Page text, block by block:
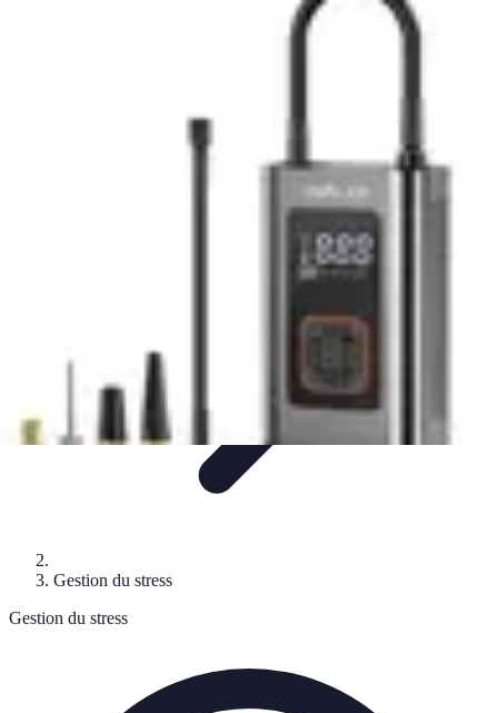
Techniques de gestion du stress
Techniques et
Gestion du stress
Gestion du stress